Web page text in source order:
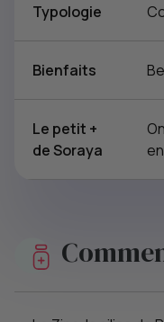
Typologie
Bienfaits
Le petit +
de Soraya